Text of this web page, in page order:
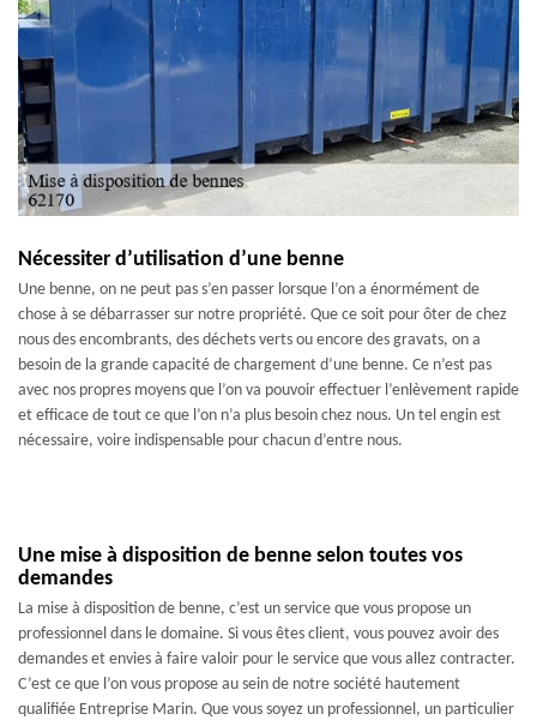
Nécessiter d’utilisation d’une benne
Une benne, on ne peut pas s’en passer lorsque l’on a énormément de
chose à se débarrasser sur notre propriété. Que ce soit pour ôter de chez
nous des encombrants, des déchets verts ou encore des gravats, on a
besoin de la grande capacité de chargement d’une benne. Ce n’est pas
avec nos propres moyens que l’on va pouvoir effectuer l’enlèvement rapide
et efficace de tout ce que l’on n’a plus besoin chez nous. Un tel engin est
nécessaire, voire indispensable pour chacun d’entre nous.
Une mise à disposition de benne selon toutes vos
demandes
La mise à disposition de benne, c’est un service que vous propose un
professionnel dans le domaine. Si vous êtes client, vous pouvez avoir des
demandes et envies à faire valoir pour le service que vous allez contracter.
C’est ce que l’on vous propose au sein de notre société hautement
qualifiée Entreprise Marin. Que vous soyez un professionnel, un particulier